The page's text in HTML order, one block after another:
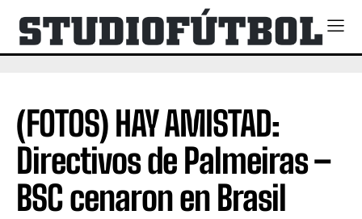
(FOTOS) HAY AMISTAD:
Directivos de Palmeiras –
BSC cenaron en Brasil